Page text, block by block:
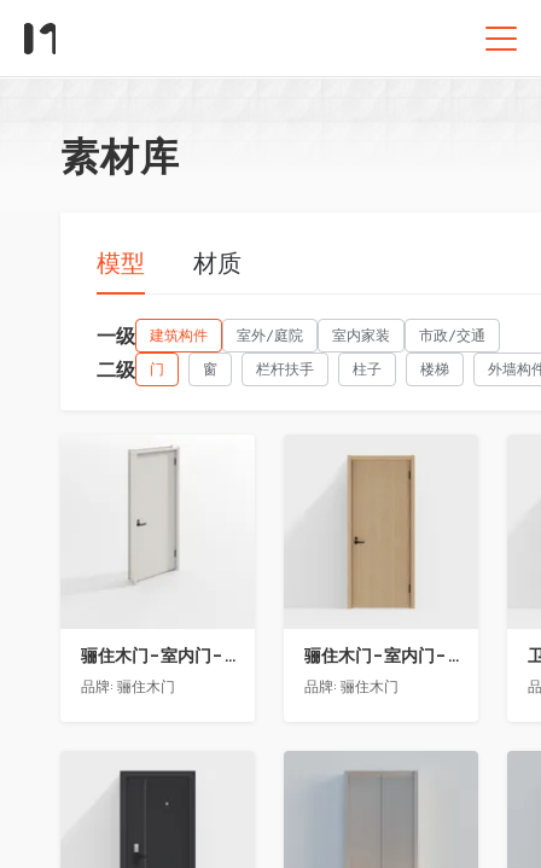
素材库
模型 材质
一级 建筑构件 室外/庭院 室内家装 市政/交通
二级 门 窗 栏杆扶手 柱子 楼梯 外墙构
收藏
骊住木门-室内门-单开门-BFA-EF浅灰色
品牌: 骊住木门
收藏
骊住木门-室内门-单开门-BFA-PP麦芽黄色
品牌: 骊住木门
收藏 收藏